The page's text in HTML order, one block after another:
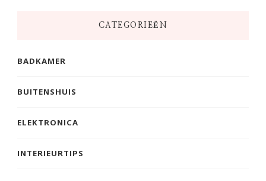
CATEGORIEËN
BADKAMER
BUITENSHUIS
ELEKTRONICA
INTERIEURTIPS